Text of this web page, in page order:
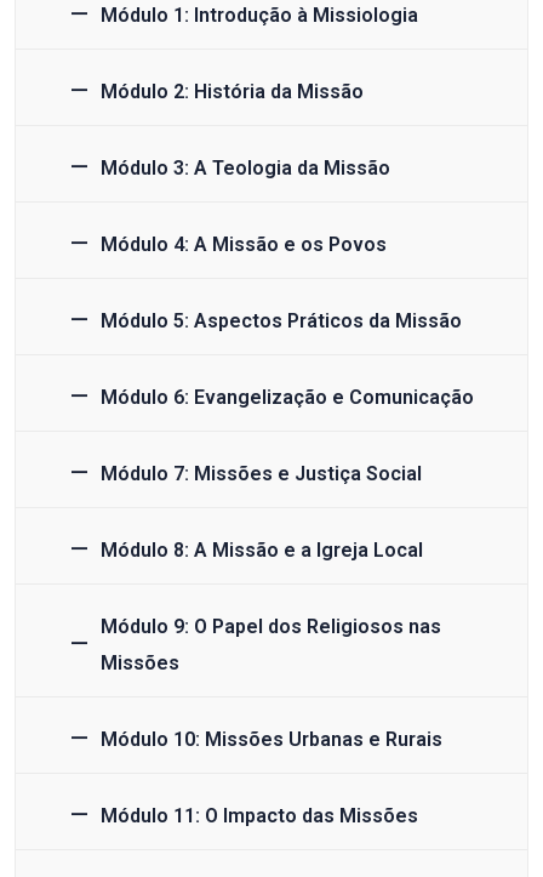
Módulo 1: Introdução à Missiologia
Módulo 2: História da Missão
Módulo 3: A Teologia da Missão
Módulo 4: A Missão e os Povos
Módulo 5: Aspectos Práticos da Missão
Módulo 6: Evangelização e Comunicação
Módulo 7: Missões e Justiça Social
Módulo 8: A Missão e a Igreja Local
Módulo 9: O Papel dos Religiosos nas
Missões
Módulo 10: Missões Urbanas e Rurais
Módulo 11: O Impacto das Missões